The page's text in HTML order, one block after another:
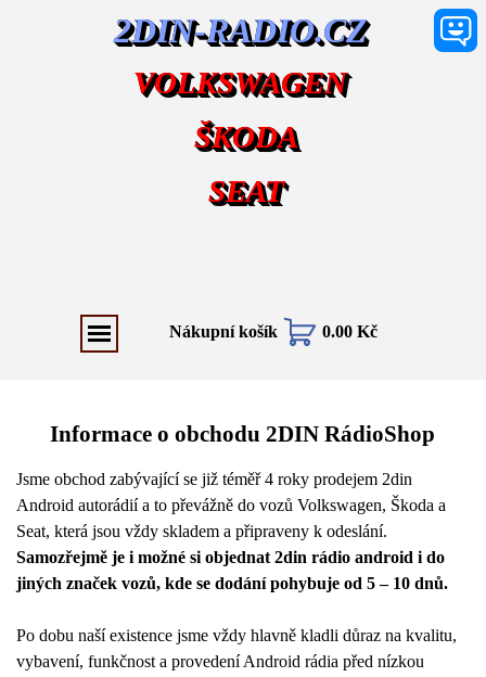
Nákupní košík 0.00 Kč
2DIN-RADIO.CZ
VOLKSWAGEN
ŠKODA
SEAT
Informace o obchodu 2DIN RádioShop
Jsme obchod zabývající se již téměř 4 roky prodejem 2din
Android autorádií a to převážně do vozů Volkswagen, Škoda a
Seat, která jsou vždy skladem a připraveny k odeslání.
Samozřejmě je i možné si objednat 2din rádio android i do
jiných značek vozů, kde se dodání pohybuje od 5 – 10 dnů.
Po dobu naší existence jsme vždy hlavně kladli důraz na kvalitu,
vybavení, funkčnost a provedení Android rádia před nízkou